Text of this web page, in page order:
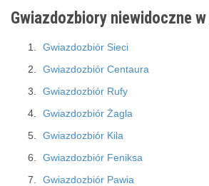
Gwiazdozbiory niewidoczne
Gwiazdozbiór Sieci
Gwiazdozbiór Centaura
Gwiazdozbiór Rufy
Gwiazdozbiór Żagla
Gwiazdozbiór Kila
Gwiazdozbiór Feniksa
Gwiazdozbiór Pawia